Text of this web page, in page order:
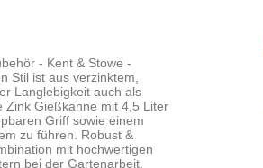
- Kent & Stowe -
Stil ist aus verzinktem,
Langlebigkeit auch als
Zink Gießkanne mit 4,5 Liter
Griff sowie einem
zu führen. Robust &
mit hochwertigen
bei der Gartenarbeit.